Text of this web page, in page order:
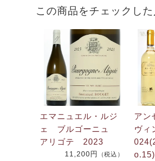
この商品をチェックし
エマニュエル・ルジ
ェ ブルゴーニュ
アリゴテ 2023
11,200円 （税込）
アン
ヴ
o.15)